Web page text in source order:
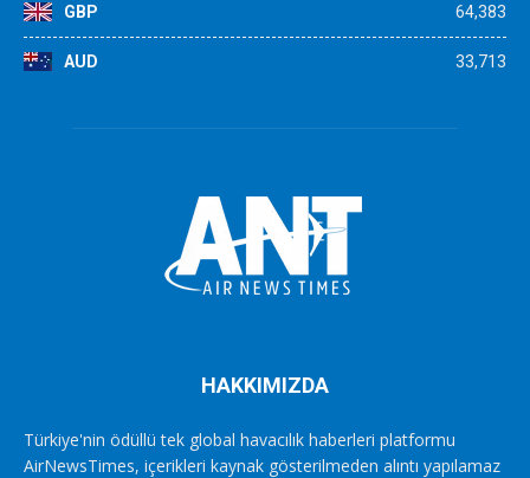
GBP 64,383
AUD 33,713
HAKKIMIZDA
Türkiye'nin ödüllü tek global havacılık haberleri platformu
AirNewsTimes, içerikleri kaynak gösterilmeden alıntı yapılamaz